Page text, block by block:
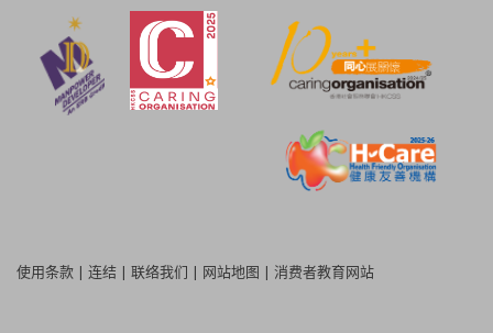
使用条款 | 连结 | 联络我们 | 网站地图 | 消费者教育网站